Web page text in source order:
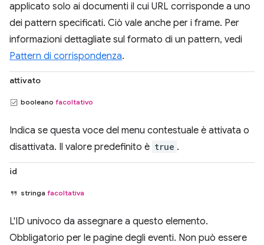
applicato solo ai documenti il cui URL corrisponde a uno
dei pattern specificati. Ciò vale anche per i frame. Per
informazioni dettagliate sul formato di un pattern, vedi
Pattern di corrispondenza.
attivato
booleano facoltativo
Indica se questa voce del menu contestuale è attivata o
disattivata. Il valore predefinito è true .
id
stringa facoltativa
L'ID univoco da assegnare a questo elemento.
Obbligatorio per le pagine degli eventi. Non può essere